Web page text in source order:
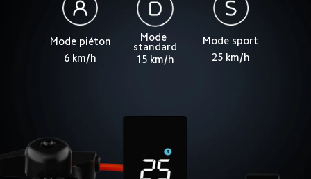
Mode piéton
6 km/h
Mode
standard
15 km/h
Mode sport
25 km/h